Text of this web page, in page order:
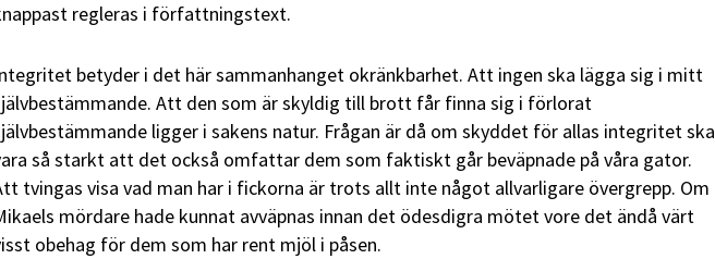
regleras i författningstext.
betyder i det här sammanhanget okränkbarhet. Att ingen ska lägga sig i mitt
Att den som är skyldig till brott får finna sig i förlorat
ligger i sakens natur. Frågan är då om skyddet för allas integritet ska
så starkt att det också omfattar dem som faktiskt går beväpnade på våra gator.
tvingas visa vad man har i fickorna är trots allt inte något allvarligare övergrepp. Om
mördare hade kunnat avväpnas innan det ödesdigra mötet vore det ändå värt
obehag för dem som har rent mjöl i påsen.